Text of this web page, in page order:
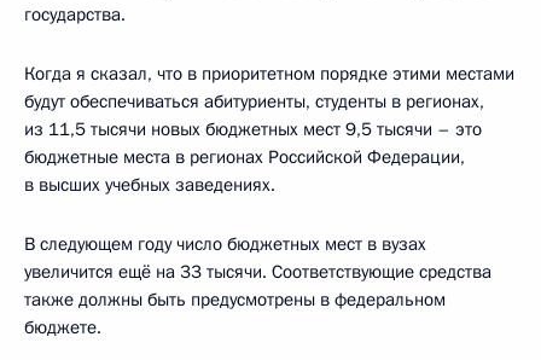
государства.
Когда я сказал, что в приоритетном порядке этими местами
будут обеспечиваться абитуриенты, студенты в регионах,
из 11,5 тысячи новых бюджетных мест 9,5 тысячи – это
бюджетные места в регионах Российской Федерации,
в высших учебных заведениях.
В следующем году число бюджетных мест в вузах
увеличится ещё на 33 тысячи. Соответствующие средства
также должны быть предусмотрены в федеральном
бюджете.